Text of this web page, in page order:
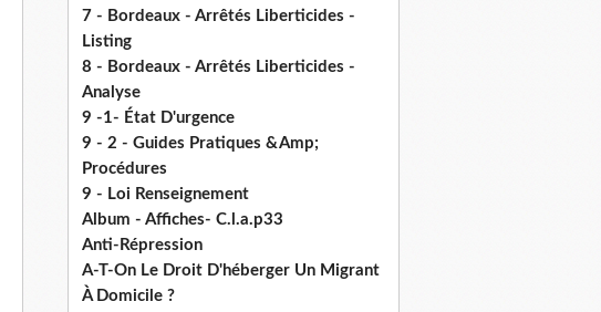
7 - Bordeaux - Arrêtés Liberticides -
Listing
8 - Bordeaux - Arrêtés Liberticides -
Analyse
9 -1- État D'urgence
9 - 2 - Guides Pratiques &Amp;
Procédures
9 - Loi Renseignement
Album - Affiches- C.l.a.p33
Anti-Répression
A-T-On Le Droit D'héberger Un Migrant
À Domicile ?